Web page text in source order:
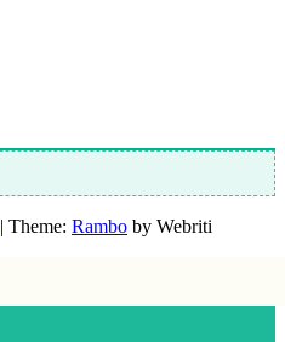
| Theme: Rambo by Webriti